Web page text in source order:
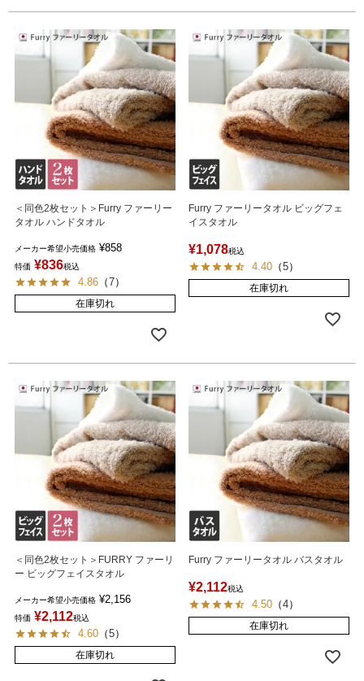
＜同色2枚セット＞Furry ファーリー
タオル ハンドタオル
メーカー希望小売価格 ¥858
特価 ¥836税込
4.86 （7）
在庫切れ
Furry ファーリータオル ビッグフェ
イスタオル
¥1,078税込
4.40 （5）
在庫切れ
＜同色2枚セット＞FURRY ファーリ
ー ビッグフェイスタオル
メーカー希望小売価格 ¥2,156
特価 ¥2,112税込
4.60 （5）
在庫切れ
Furry ファーリータオル バスタオル
¥2,112税込
4.50 （4）
在庫切れ